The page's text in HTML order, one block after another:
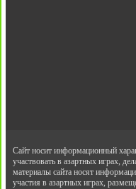
Сайт носит информационный
участвовать в азартных играх,
материалы сайта носят
участия в азартных играх,